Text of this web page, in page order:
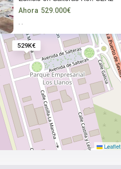
529K€
Ahora 529.000€
· ·
Leaflet